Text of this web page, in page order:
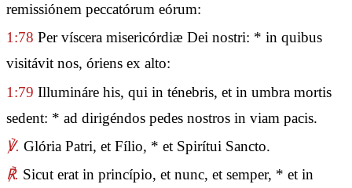
remissiónem peccatórum eórum:
1:78 Per víscera misericórdiæ Dei nostri: * in quibus
visitávit nos, óriens ex alto:
1:79 Illumináre his, qui in ténebris, et in umbra mortis
sedent: * ad dirigéndos pedes nostros in viam pacis.
℣. Glória Patri, et Fílio, * et Spirítui Sancto.
℟. Sicut erat in princípio, et nunc, et semper, * et in